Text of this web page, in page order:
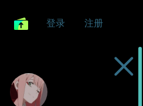
登录 注册